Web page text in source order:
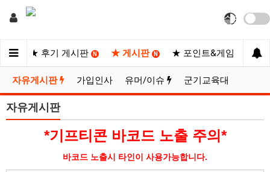
트 ★ 후기 게시판 N ★ 게시판 N ★ 포인트&게임 ★
자유게시판 가입인사 유머/이슈 군기교육대
자유게시판
*기프티콘 바코드 노출 주의*
바코드 노출시 타인이 사용가능합니다.